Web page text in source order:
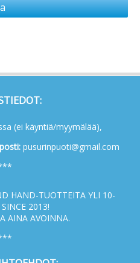
(ei käyntiä/myymälää),
pusurinpuoti@gmail.com
HAND-TUOTTEITA YLI 10-
2013!
AINA AVOINNA.